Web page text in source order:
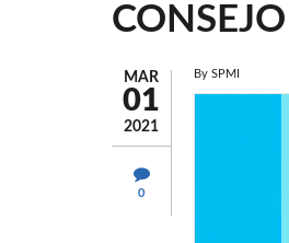
MAR
01
2021
0
By SPMI